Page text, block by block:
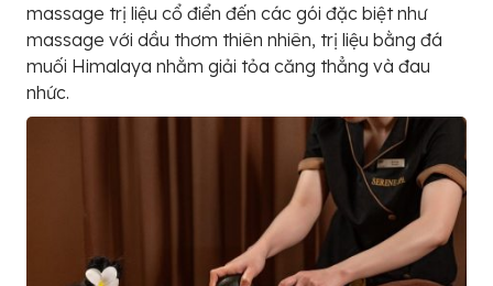
massage trị liệu cổ điển đến các gói đặc biệt như
massage với dầu thơm thiên nhiên, trị liệu bằng đá
muối Himalaya nhằm giải tỏa căng thẳng và đau
nhức.